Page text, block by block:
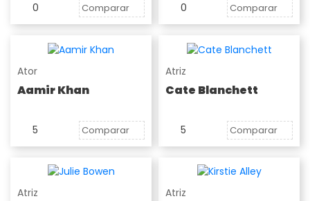
0 Comparar 0 Comparar
Ator
Aamir Khan
5 Comparar
Atriz
Cate Blanchett
5 Comparar
Atriz Atriz